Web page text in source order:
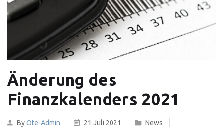
Änderung des
Finanzkalenders 2021
ByOte-Admin 21 Juli 2021
News